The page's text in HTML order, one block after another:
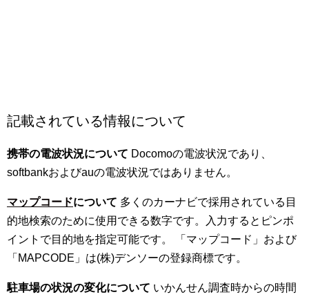
記載されている情報について
携帯の電波状況について Docomoの電波状況であり、
softbankおよびauの電波状況ではありません。
マップコードについて 多くのカーナビで採用されている目
的地検索のために使用できる数字です。入力するとピンポ
イントで目的地を指定可能です。 「マップコード」および
「MAPCODE」は(株)デンソーの登録商標です。
駐車場の状況の変化について いかんせん調査時からの時間